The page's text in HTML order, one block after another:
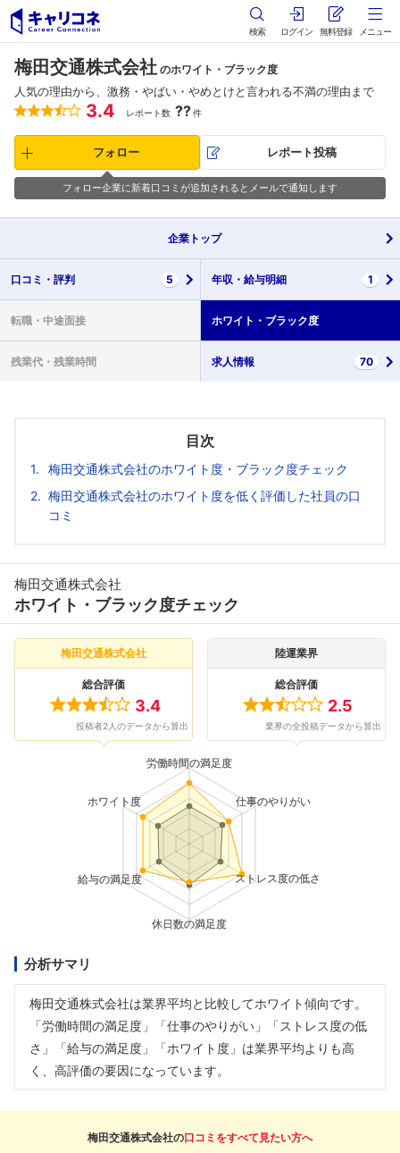
検索 ログイン 無料登録 メニュー
梅田交通株式会社 のホワイト・ブラック度
人気の理由から、激務・やばい・やめとけと言われる不満の理由まで
3.4 レポート数 ??件
フォロー レポート投稿
フォロー企業に新着口コミが追加されるとメールで通知します
企業 トップ
口コミ・ 評判 5 年収・ 給与明細 1
転職・ 中途面接 ホワイト・ ブラック度
残業代・ 残業時間 求人情報 70
目次
梅田交通株式会社のホワイト度・ブラック度チェック
梅田交通株式会社のホワイト度を低く評価した社員の口
コミ
梅田交通株式会社
ホワイト・ブラック度チェック
梅田交通株式会社
総合評価
3.4
投稿者2人のデータから算出
陸運業界
総合評価
2.5
業界の全投稿データから算出
分析サマリ
梅田交通株式会社は業界平均と比較してホワイト傾向です。
「労働時間の満足度」「仕事のやりがい」「ストレス度の低
さ」「給与の満足度」「ホワイト度」は業界平均よりも高
く、高評価の要因になっています。
梅田交通株式会社の口コミをすべて見たい方へ